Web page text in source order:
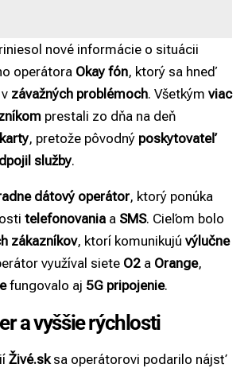
nové informácie o situácii
operátora Okay fón, ktorý sa hneď
závažných problémoch. Všetkým viac
prestali zo dňa na deň
, pretože pôvodný poskytovateľ
služby.
dátový operátor, ktorý ponúka
telefonovania a SMS. Cieľom bolo
zákazníkov, ktorí komunikujú výlučne
využíval siete O2 a Orange,
fungovalo aj 5G pripojenie.
a vyššie rýchlosti
Živé.sksa operátorovi podarilo nájsť